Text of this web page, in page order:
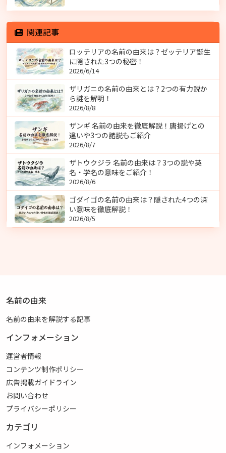
関連記事
ロッテリアの名前の由来は？ゼッテリア誕生
に隠された3つの秘密！
2026/6/14
ザリガニの名前の由来とは？2つの有力説か
ら謎を解明！
2026/8/8
ザンギ 名前の由来を徹底解説！唐揚げとの
違いや3つの諸説もご紹介
2026/8/7
ザトウクジラ 名前の由来は？3つの説や英
名・学名の意味をご紹介！
2026/8/6
ゴダイゴの名前の由来は？隠された4つの深
い意味を徹底解説！
2026/8/5
名前の由来
名前の由来を解説する記事
インフォメーション
運営者情報
コンテンツ制作ポリシー
広告掲載ガイドライン
お問い合わせ
プライバシーポリシー
カテゴリ
インフォメーション